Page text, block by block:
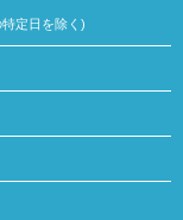
定日を除く)